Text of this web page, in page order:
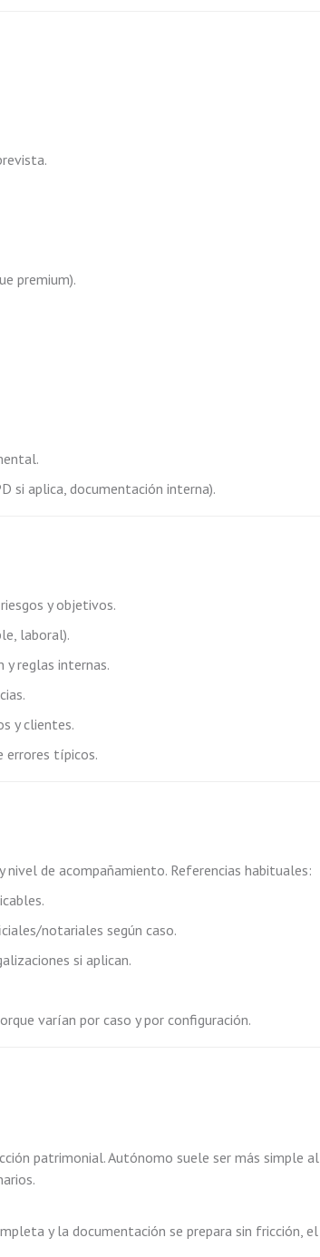
premium).
si aplica, documentación interna).
y objetivos.
laboral).
reglas internas.
y clientes.
errores típicos.
de acompañamiento. Referencias habituales:
notariales según caso.
si aplican.
varían por caso y por configuración.
patrimonial. Autónomo suele ser más simple al
y la documentación se prepara sin fricción, el